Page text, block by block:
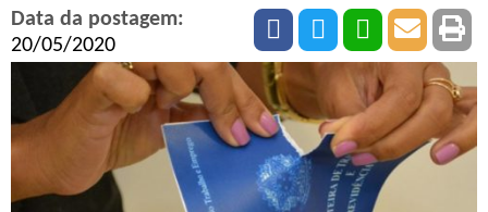
Data da postagem:
20/05/2020